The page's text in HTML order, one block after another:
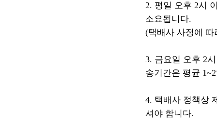
2. 평일 오후 2시
소요됩니다.
(택배사 사정에
3. 금요일 오후 2
송기간은 평균
4. 택배사 정책상
셔야 합니다.